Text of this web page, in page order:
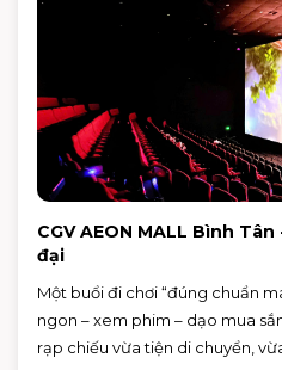
CGV AEON MALL Bình
đại
Một buổi đi chơi “đúng chuẩn
ngon – xem phim – dạo mua
rạp chiếu vừa tiện di chuyển,